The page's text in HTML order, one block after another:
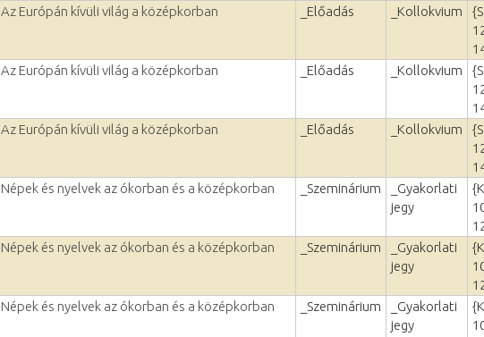
Az Európán kívüli világ a középkorban _Előadás _Kollokvium
Az Európán kívüli világ a középkorban _Előadás _Kollokvium
Az Európán kívüli világ a középkorban _Előadás _Kollokvium
Népek és nyelvek az ókorban és a középkorban _Szeminárium
_Gyakorlati
jegy
Népek és nyelvek az ókorban és a középkorban _Szeminárium
_Gyakorlati
jegy
Népek és nyelvek az ókorban és a középkorban _Szeminárium
_Gyakorlati
jegy